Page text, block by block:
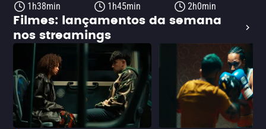
1h38min
1h45min
2h0min
Filmes: lançamentos da semana
nos streamings